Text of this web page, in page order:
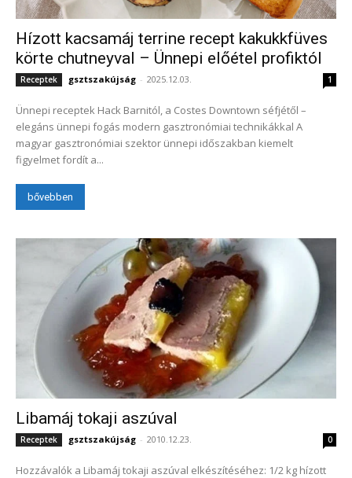
Hízott kacsamáj terrine recept kakukkfüves
körte chutneyval – Ünnepi előétel profiktól
Receptek gsztszakújság - 2025.12.03. 1
Ünnepi receptek Hack Barnitól, a Costes Downtown séfjétől –
elegáns ünnepi fogás modern gasztronómiai technikákkal A
magyar gasztronómiai szektor ünnepi időszakban kiemelt
figyelmet fordít a...
bővebben
Libamáj tokaji aszúval
Receptek gsztszakújság - 2010.12.23. 0
Hozzávalók a Libamáj tokaji aszúval elkészítéséhez: 1/2 kg hízott